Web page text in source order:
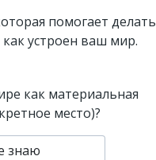
помогает делать
устроен ваш мир.
как материальная
место)?
знаю